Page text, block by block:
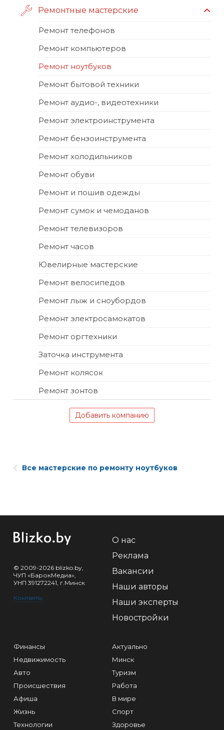
Ремонтные мастерские
Ремонт телефонов
Ремонт компьютеров
Ремонт ноутбуков
Ремонт бытовой техники
Ремонт аудио-, видеотехники
Ремонт электроинструмента
Ремонт бензоинструмента
Ремонт холодильников
Ремонт обуви
Ремонт и пошив одежды
Ремонт сумок и чемоданов
Ремонт телевизоров
Ремонт часов
Ювелирные мастерские
Ремонт велосипедов
Ремонт лыж и сноубордов
Ремонт электросамокатов
Ремонт оргтехники
Заточка инструмента
Ремонт колясок
Ремонт зонтов
Добавить компанию
Все мастерские по ремонту ноутбуков
© 2009-2026 blizko.by,
ЧУП «БарокМедиа»,
УНП 391272241, г.Минск
Контакты
О нас
Реклама
Вакансии
Наши авторы
Наши эксперты
Новостройки
Финансы
Недвижимость
Авто
Происшествия
Афиша
Жизнь
Технологии
Актуально
Минск
Туризм
Работа
В мире
Спорт
Здоровье